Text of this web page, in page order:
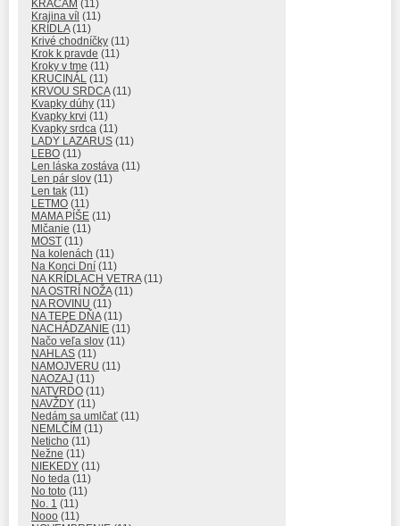
KRÁČAM (11)
Krajina víl (11)
KRÍDLA(11)
Krivé chodníčky (11)
Krok k pravde (11)
Kroky v tme (11)
KRUCINÁL (11)
KRVOU SRDCA(11)
Kvapky dúhy (11)
Kvapky krvi (11)
Kvapky srdca (11)
LADY LAZARUS (11)
LEBO (11)
Len láska zostáva (11)
Len pár slov (11)
Len tak (11)
LETMO (11)
MAMA PÍŠE (11)
Mlčanie (11)
MOST (11)
Na kolenách (11)
Na Konci Dní (11)
NA KRÍDLACH VETRA(11)
NA OSTRÍ NOŽA(11)
NA ROVINU (11)
NA TEPE DŇA(11)
NACHÁDZANIE (11)
Načo veľa slov (11)
NAHLAS (11)
NAMOJVERU (11)
NAOZAJ (11)
NATVRDO (11)
NAVŽDY (11)
Nedám sa umlčať (11)
NEMLČÍM (11)
Neticho (11)
Nežne (11)
NIEKEDY (11)
No teda (11)
No toto (11)
No. 1 (11)
Nooo (11)